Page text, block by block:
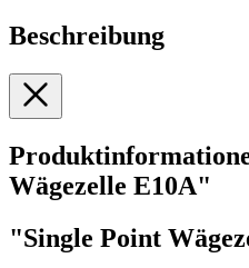
Beschreibung
Wägezelle E10A"
"Single Point